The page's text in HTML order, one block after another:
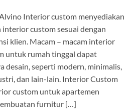
Interior custom menyediakan
custom sesuai dengan
klien. Macam – macam interior
untuk rumah tinggal dapat
desain, seperti modern, minimalis,
dan lain-lain. Interior Custom
custom untuk apartemen
furnitur […]